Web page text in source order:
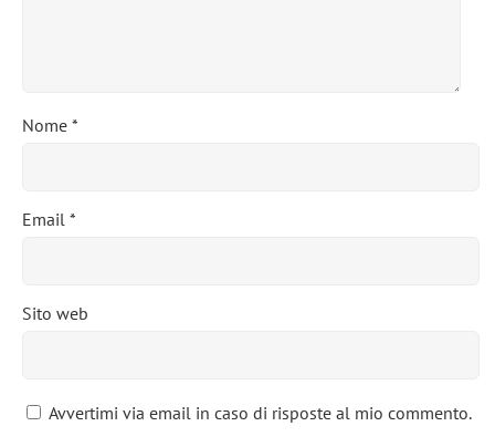
Nome *
Email *
Sito web
Avvertimi via email in caso di risposte al mio commento.